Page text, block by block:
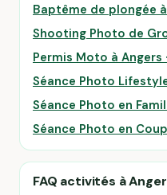
Baptême de plongée à
Shooting Photo de
Permis Moto à Angers
Séance Photo Lifestyle
Séance Photo en
Séance Photo en
FAQ activités à